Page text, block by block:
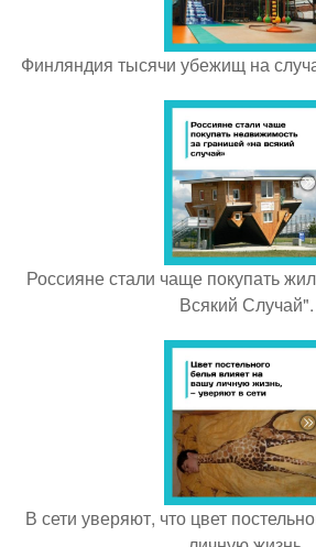
Финляндия тысячи убежищ на
Россияне стали чаще покупать
Всякий Случай".
В сети уверяют, что цвет